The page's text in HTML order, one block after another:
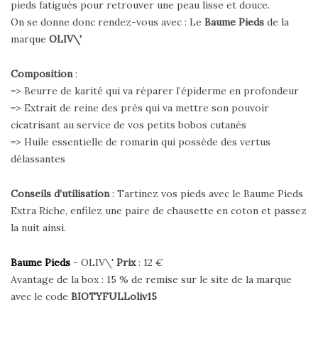
pieds fatigués pour retrouver une peau lisse et douce.
On se donne donc rendez-vous avec : Le Baume Pieds de la
marque OLIV\'
Composition:
=> Beurre de karité qui va réparer l’épiderme en profondeur
=> Extrait de reine des prés qui va mettre son pouvoir
cicatrisant au service de vos petits bobos cutanés
=> Huile essentielle de romarin qui possède des vertus
délassantes
Conseils d’utilisation: Tartinez vos pieds avec le Baume Pieds
Extra Riche, enfilez une paire de chausette en coton et passez
la nuit ainsi.
Baume Pieds - OLIV\' Prix: 12 €
Avantage de la box : 15 % de remise sur le site de la marque
avec le code BIOTYFULLoliv15